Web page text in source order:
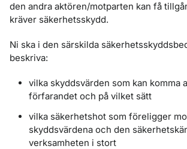
den andra aktören/motparten kan få
kräver säkerhetsskydd.
Ni ska i den särskilda
beskriva:
vilka skyddsvärden som kan komma
förfarandet och på vilket sätt
vilka säkerhetshot som föreligger
skyddsvärdena och den
verksamheten i stort